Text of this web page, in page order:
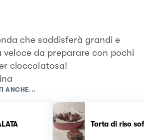
che soddisferà grandi e
veloce da preparare con pochi
cioccolatosa!
ANCHE...
Torta di riso